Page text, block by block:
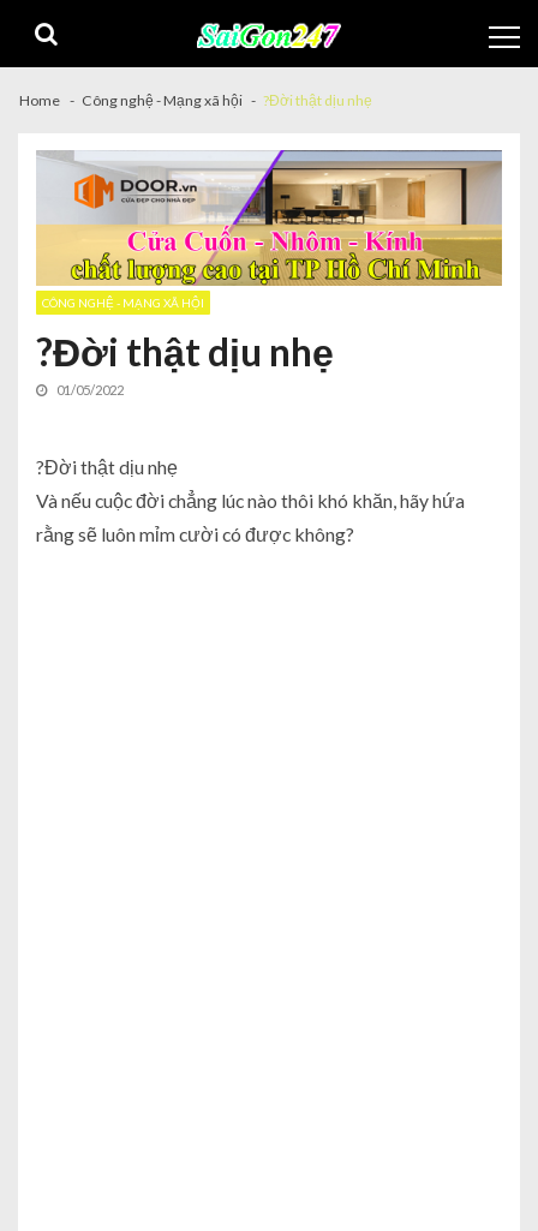
Home Công nghệ - Mạng xã hội ?Đời thật dịu nhẹ
CÔNG NGHỆ - MẠNG XÃ HỘI
?Đời thật dịu nhẹ
01/05/2022
?Đời thật dịu nhẹ
Và nếu cuộc đời chẳng lúc nào thôi khó khăn, hãy hứa
rằng sẽ luôn mỉm cười có được không?